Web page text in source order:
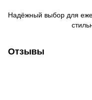
Надёжный выбор для
Отзывы